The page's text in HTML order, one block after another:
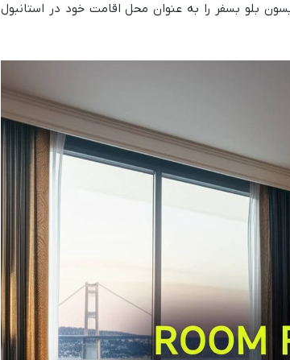
بلو بسفر را به عنوان محل اقامت خود در استانبول